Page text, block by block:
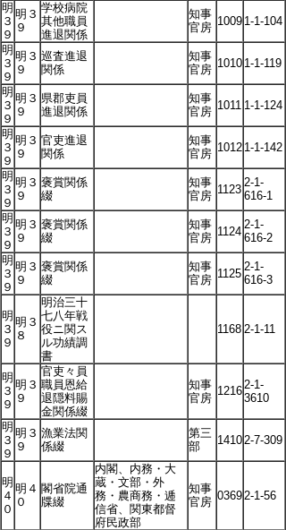
明
３
９
明３
９
学校病院
其他職員
進退関係
知事
官房 1009 1-1-104
明
３
９
明３
９
巡査進退
関係
知事
官房 1010 1-1-119
明
３
９
明３
９
県郡吏員
進退関係
知事
官房 1011 1-1-124
明
３
９
明３
９
官吏進退
関係
知事
官房 1012 1-1-142
明
３
９
明３
９
褒賞関係
綴
知事
官房 1123
2-1-
616-1
明
３
９
明３
９
褒賞関係
綴
知事
官房 1124
2-1-
616-2
明
３
９
明３
９
褒賞関係
綴
知事
官房 1125
2-1-
616-3
明
３
９
明３
８
明治三十
七八年戦
役ニ関ス
ル功績調
書
1168 2-1-11
明
３
９
明３
９
官吏々員
職員恩給
退隠料賜
金関係綴
知事
官房
12162-1-
3610
明
３
９
明３
９
漁業法関
係綴
第三
部
14102-7-309
明
４
０
明４
０
閣省院通
牒綴
内閣、内務・大
蔵・文部・外
務・農商務・逓
信省、関東都督
府民政部
知事
官房 03692-1-56